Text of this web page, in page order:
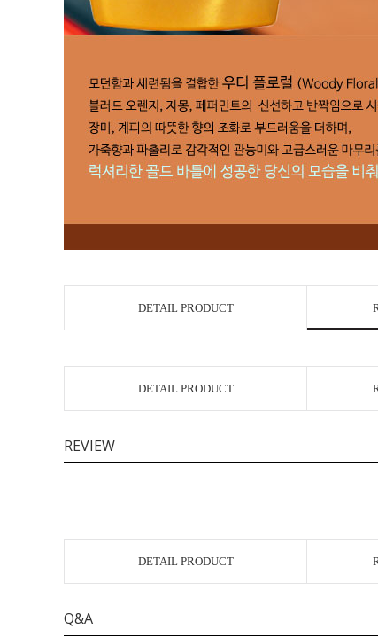
DETAIL PRODUCT
DETAIL PRODUCT
REVIEW
DETAIL PRODUCT
Q&A